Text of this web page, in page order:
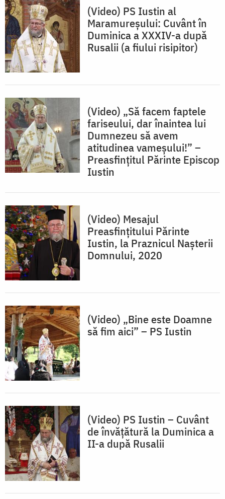
(Video) PS Iustin al
Maramureșului: Cuvânt în
Duminica a XXXIV-a după
Rusalii (a fiului risipitor)
(Video) „Să facem faptele
fariseului, dar înaintea lui
Dumnezeu să avem
atitudinea vameșului!” –
Preasfințitul Părinte Episcop
Iustin
(Video) Mesajul
Preasfințitului Părinte
Iustin, la Praznicul Nașterii
Domnului, 2020
(Video) „Bine este Doamne
să fim aici” – PS Iustin
(Video) PS Iustin – Cuvânt
de învățătură la Duminica a
II-a după Rusalii